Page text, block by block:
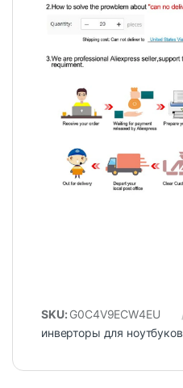
SKU: G0C4V9ECW4EU
инверторы для ноутбуков